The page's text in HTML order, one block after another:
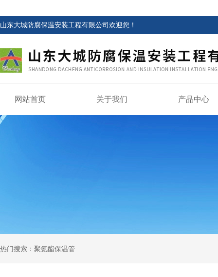
山东大城防腐保温安装工程有限公司欢迎您！
网站首页 关于我们 产品中心
热门搜索：聚氨酯保温管